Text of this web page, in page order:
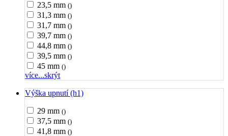
23,5 mm ()
31,3 mm ()
31,7 mm ()
39,7 mm ()
44,8 mm ()
39,5 mm ()
45 mm ()
více...skrýt
Výška upnutí (h1)
29 mm ()
37,5 mm ()
41,8 mm ()